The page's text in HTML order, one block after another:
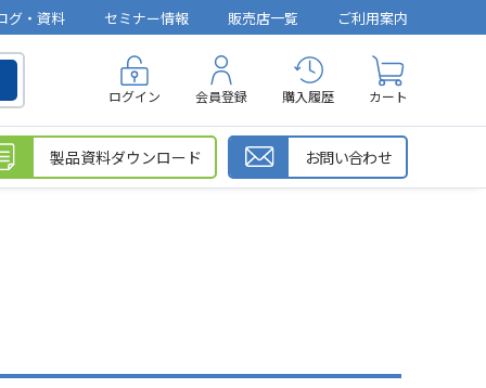
グ・資料 セミナー情報 販売店一覧 ご利用案内
ログイン 会員登録 購入履歴 カート
製品資料ダウンロード お問い合わせ